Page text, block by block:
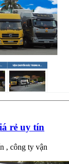
rẻ uy tín
, công ty vận